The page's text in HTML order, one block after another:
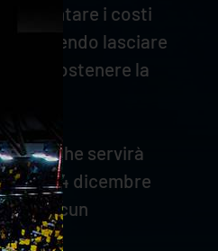
affrontare i costi
dovendo lasciare
sostenere la
che servirà
il 4 dicembre
di ciascun